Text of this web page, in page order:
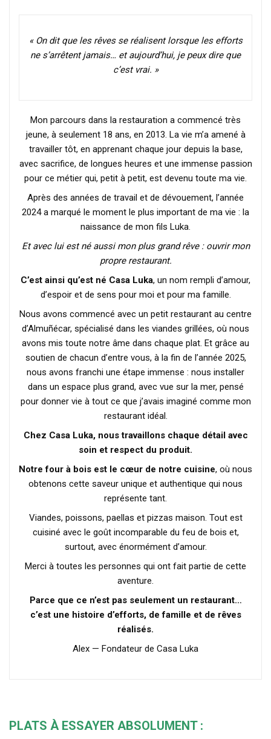
« On dit que les rêves se réalisent lorsque les efforts
ne s’arrêtent jamais… et aujourd’hui, je peux dire que
c’est vrai. »
Mon parcours dans la restauration a commencé très
jeune, à seulement 18 ans, en 2013. La vie m’a amené à
travailler tôt, en apprenant chaque jour depuis la base,
avec sacrifice, de longues heures et une immense passion
pour ce métier qui, petit à petit, est devenu toute ma vie.
Après des années de travail et de dévouement, l’année
2024 a marqué le moment le plus important de ma vie : la
naissance de mon fils Luka.
Et avec lui est né aussi mon plus grand rêve : ouvrir mon
propre restaurant.
C’est ainsi qu’est né Casa Luka, un nom rempli d’amour,
d’espoir et de sens pour moi et pour ma famille.
Nous avons commencé avec un petit restaurant au centre
d’Almuñécar, spécialisé dans les viandes grillées, où nous
avons mis toute notre âme dans chaque plat. Et grâce au
soutien de chacun d’entre vous, à la fin de l’année 2025,
nous avons franchi une étape immense : nous installer
dans un espace plus grand, avec vue sur la mer, pensé
pour donner vie à tout ce que j’avais imaginé comme mon
restaurant idéal.
Chez Casa Luka, nous travaillons chaque détail avec
soin et respect du produit.
Notre four à bois est le cœur de notre cuisine, où nous
obtenons cette saveur unique et authentique qui nous
représente tant.
Viandes, poissons, paellas et pizzas maison. Tout est
cuisiné avec le goût incomparable du feu de bois et,
surtout, avec énormément d’amour.
Merci à toutes les personnes qui ont fait partie de cette
aventure.
Parce que ce n’est pas seulement un restaurant…
c’est une histoire d’efforts, de famille et de rêves
réalisés.
Alex — Fondateur de Casa Luka
PLATS À ESSAYER ABSOLUMENT :